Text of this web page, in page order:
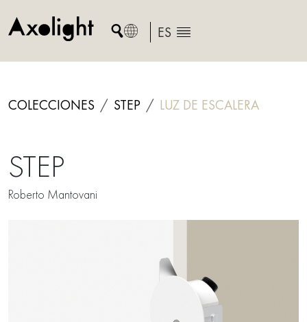
to
ES
COLECCIONES STEP LUZ DE ESCALERA
STEP
Roberto Mantovani